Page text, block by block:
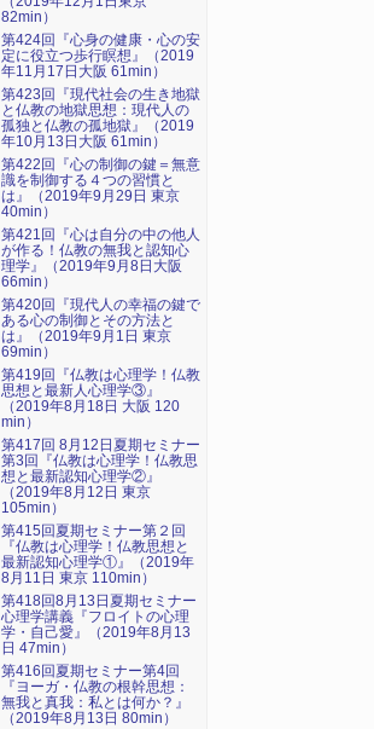
82min）
第424回『心身の健康・心の安
定に役立つ歩行瞑想』（2019
年11月17日大阪 61min）
第423回『現代社会の生き地獄
と仏教の地獄思想：現代人の
孤独と仏教の孤地獄』（2019
年10月13日大阪 61min）
第422回『心の制御の鍵＝無意
識を制御する４つの習慣と
は』（2019年9月29日 東京
40min）
第421回『心は自分の中の他人
が作る！仏教の無我と認知心
理学』（2019年9月8日大阪
66min）
第420回『現代人の幸福の鍵で
ある心の制御とその方法と
は』（2019年9月1日 東京
69min）
第419回『仏教は心理学！仏教
思想と最新人心理学③』
（2019年8月18日 大阪 120
min）
第417回 8月12日夏期セミナー
第3回『仏教は心理学！仏教思
想と最新認知心理学②』
（2019年8月12日 東京
105min）
第415回夏期セミナー第２回
『仏教は心理学！仏教思想と
最新認知心理学①』（2019年
8月11日 東京 110min）
第418回8月13日夏期セミナー
心理学講義『フロイトの心理
学・自己愛』（2019年8月13
日 47min）
第416回夏期セミナー第4回
『ヨーガ・仏教の根幹思想：
無我と真我：私とは何か？』
（2019年8月13日 80min）